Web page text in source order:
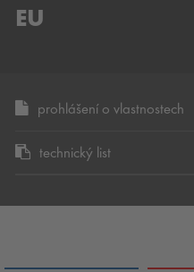
EU
prohlášení o vlastnostech
technický list